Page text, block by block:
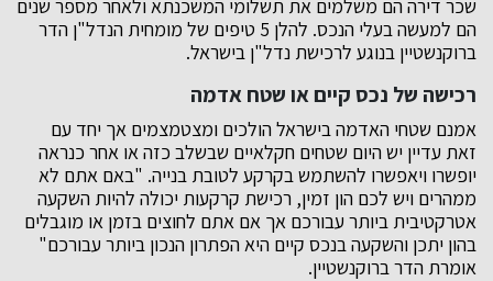
שכר דירה הם משלמים את תשלומי המשכנתא ולאחר מספר שנים
הם למעשה בעלי הנכס. להלן 5 טיפים של מומחית הנדל"ן הדר
ברוקנשטיין בנוגע לרכישת נדל"ן בישראל.
רכישה של נכס קיים או שטח אדמה
אמנם שטחי האדמה בישראל הולכים ומצטמצמים אך יחד עם
זאת עדיין יש היום שטחים חקלאיים שבשלב כזה או אחר כנראה
יופשרו ויאפשרו להשתמש בקרקע לטובת בנייה. "באם אתם לא
ממהרים ויש לכם הון זמין, רכישת קרקעות יכולה להיות השקעה
אטרקטיבית ביותר עבורכם אך אם אתם לחוצים בזמן או מוגבלים
בהון יתכן והשקעה בנכס קיים היא הפתרון הנכון ביותר עבורכם"
אומרת הדר ברוקנשטיין.